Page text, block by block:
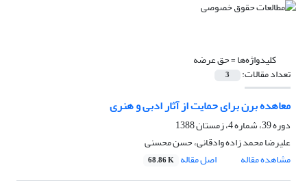
کلیدواژه‌ها =حق عرضه
تعداد مقالات: 3
معاهده برن برای حمایت از آثار ادبی و هنری
دوره 39، شماره 4، زمستان 1388
علیرضا محمد زاده وادقانی، حسن محسنی
مشاهده مقاله
اصل مقاله 68.86 K